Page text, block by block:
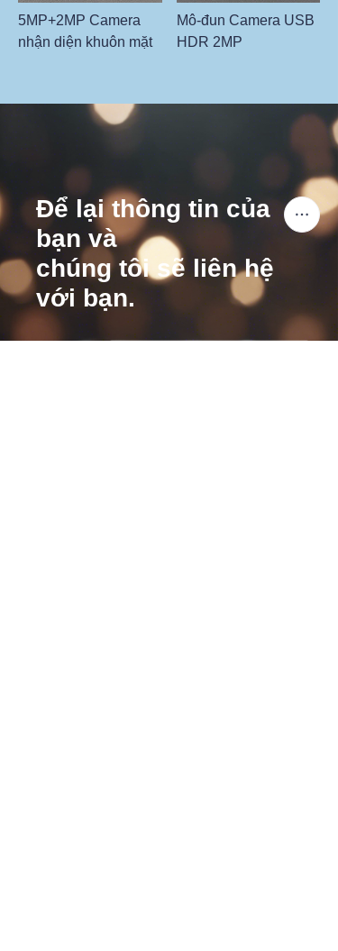
5MP+2MP Camera
nhận diện khuôn mặt
Mô-đun Camera USB
HDR 2MP
Để lại thông tin của
bạn và
chúng tôi sẽ liên hệ
với bạn.
VI